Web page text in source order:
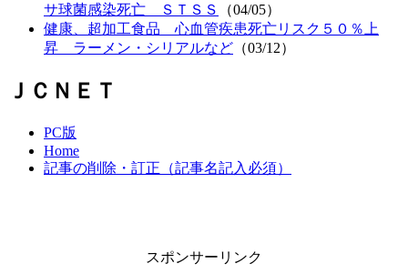
サ球菌感染死亡 ＳＴＳＳ
（04/05）
健康、超加工食品 心血管疾患死亡リスク５０％上
昇 ラーメン・シリアルなど （03/12）
ＪＣＮＥＴ
PC版
Home
記事の削除・訂正（記事名記入必須）
スポンサーリンク